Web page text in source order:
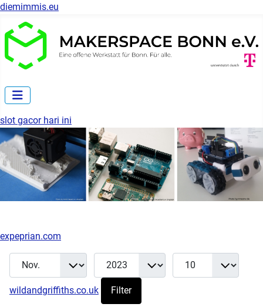
diemimmis.eu
slot gacor hari ini
expeprian.com
Filter
Monat Jahr Anzeige #
wildandgriffiths.co.uk Filter